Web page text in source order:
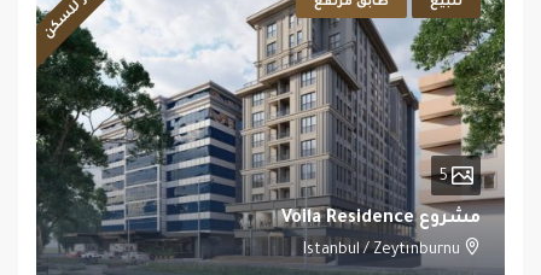
5
مشروع Voila Residence
Istanbul / Zeytınburnu